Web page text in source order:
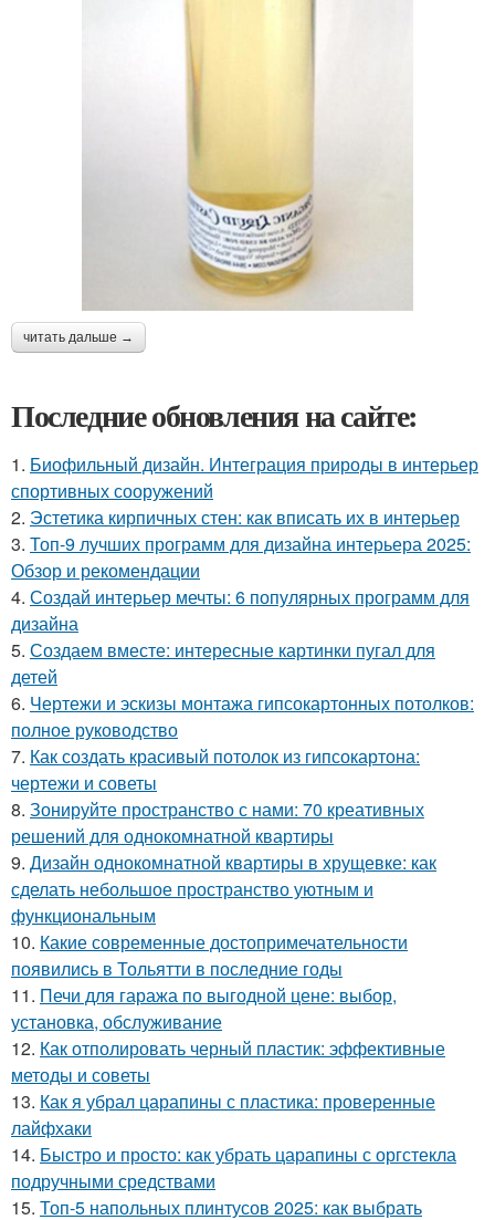
читать дальше →
Последние обновления на сайте:
1. Биофильный дизайн. Интеграция природы в интерьер
спортивных сооружений
2. Эстетика кирпичных стен: как вписать их в интерьер
3. Топ-9 лучших программ для дизайна интерьера 2025:
Обзор и рекомендации
4. Создай интерьер мечты: 6 популярных программ для
дизайна
5. Создаем вместе: интересные картинки пугал для
детей
6. Чертежи и эскизы монтажа гипсокартонных потолков:
полное руководство
7. Как создать красивый потолок из гипсокартона:
чертежи и советы
8. Зонируйте пространство с нами: 70 креативных
решений для однокомнатной квартиры
9. Дизайн однокомнатной квартиры в хрущевке: как
сделать небольшое пространство уютным и
функциональным
10. Какие современные достопримечательности
появились в Тольятти в последние годы
11. Печи для гаража по выгодной цене: выбор,
установка, обслуживание
12. Как отполировать черный пластик: эффективные
методы и советы
13. Как я убрал царапины с пластика: проверенные
лайфхаки
14. Быстро и просто: как убрать царапины с оргстекла
подручными средствами
15. Топ-5 напольных плинтусов 2025: как выбрать